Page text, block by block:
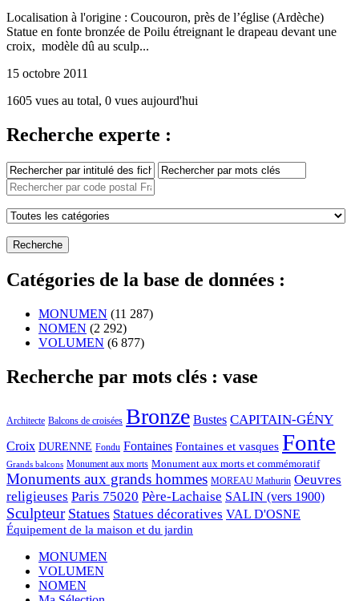
Localisation à l'origine : Coucouron, près de l’église (Ardèche)
Statue en fonte bronzée de Poilu étreignant le drapeau devant une
croix, modèle dû au sculp...
15 octobre 2011
1605 vues au total, 0 vues aujourd'hui
Recherche experte :
Catégories de la base de données :
MONUMEN (11 287)
NOMEN (2 292)
VOLUMEN (6 877)
Recherche par mots clés : vase
Architecte Balcons de croisées Bronze Bustes CAPITAIN-GÉNY
Croix DURENNE Fondu Fontaines Fontaines et vasques Fonte
Grands balcons Monument aux morts Monument aux morts et commémoratif
Monuments aux grands hommes MOREAU Mathurin Oeuvres
religieuses Paris 75020 Père-Lachaise SALIN (vers 1900)
Sculpteur Statues Statues décoratives VAL D'OSNE
Équipement de la maison et du jardin
MONUMEN
VOLUMEN
NOMEN